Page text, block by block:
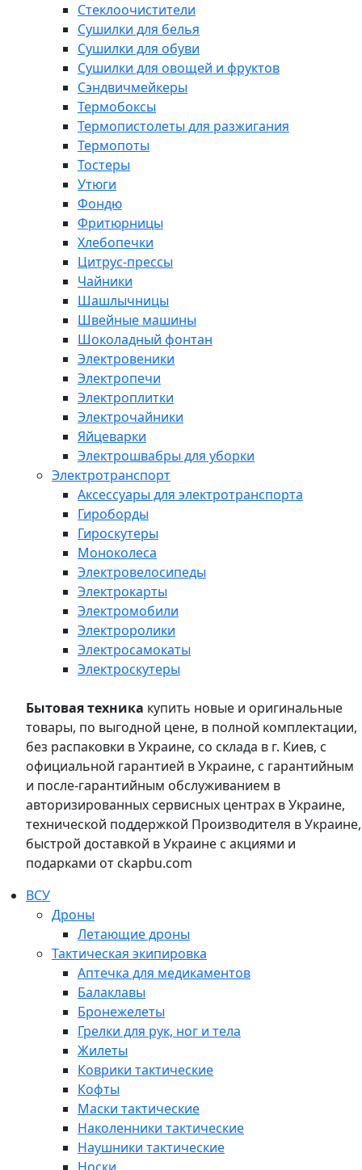
Стеклоочистители
Сушилки для белья
Сушилки для обуви
Сушилки для овощей и фруктов
Сэндвичмейкеры
Термобоксы
Термопистолеты для разжигания
Термопоты
Тостеры
Утюги
Фондю
Фритюрницы
Хлебопечки
Цитрус-прессы
Чайники
Шашлычницы
Швейные машины
Шоколадный фонтан
Электровеники
Электропечи
Электроплитки
Электрочайники
Яйцеварки
Электрошвабры для уборки
Электротранспорт
Аксессуары для электротранспорта
Гироборды
Гироскутеры
Моноколеса
Электровелосипеды
Электрокарты
Электромобили
Электроролики
Электросамокаты
Электроскутеры
Бытовая техника купить новые и оригинальные
товары, по выгодной цене, в полной комплектации,
без распаковки в Украине, со склада в г. Киев, с
официальной гарантией в Украине, с гарантийным
и после-гарантийным обслуживанием в
авторизированных сервисных центрах в Украине,
технической поддержкой Производителя в Украине,
быстрой доставкой в Украине с акциями и
подарками от ckapbu.com
ВСУ
Дроны
Летающие дроны
Тактическая экипировка
Аптечка для медикаментов
Балаклавы
Бронежелеты
Грелки для рук, ног и тела
Жилеты
Коврики тактические
Кофты
Маски тактические
Наколенники тактические
Наушники тактические